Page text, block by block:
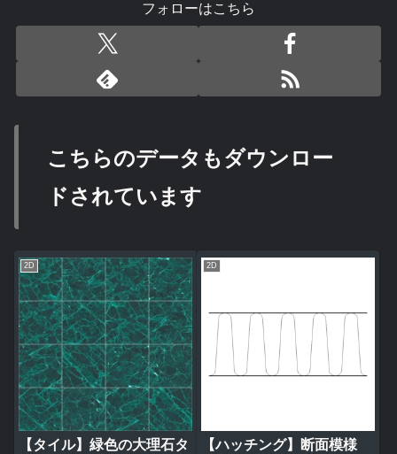
フォローはこちら
こちらのデータもダウンロー
ドされています
2D
【タイル】緑色の大理石タ
2D
【ハッチング】断面模様